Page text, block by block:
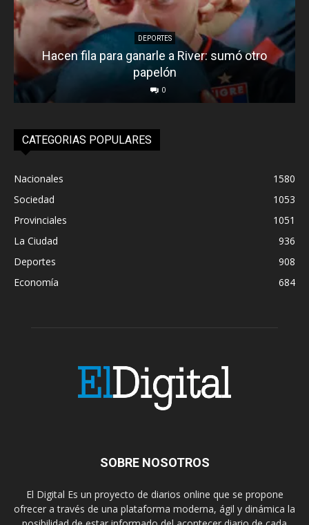
DEPORTES
Hacen fila para ganarle a River: sumó otro
papelón
0
CATEGORIAS POPULARES
Nacionales
1580
Sociedad
1053
Provinciales
1051
La Ciudad
936
Deportes
908
Economía
684
SOBRE NOSOTROS
El Digital Es un proyecto de diarios online que se propone
ofrecer a través de una plataforma moderna, ágil y dinámica la